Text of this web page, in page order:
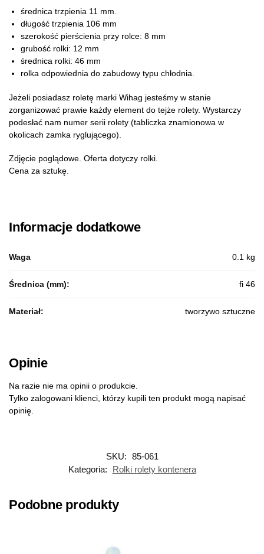
średnica trzpienia 11 mm.
długość trzpienia 106 mm
szerokość pierścienia przy rolce: 8 mm
grubość rolki: 12 mm
średnica rolki: 46 mm
rolka odpowiednia do zabudowy typu chłodnia.
Jeżeli posiadasz roletę marki Wihag jesteśmy w stanie
zorganizować prawie każdy element do tejże rolety. Wystarczy
podesłać nam numer serii rolety (tabliczka znamionowa w
okolicach zamka ryglującego).
Zdjęcie poglądowe. Oferta dotyczy rolki.
Cena za sztukę.
Informacje dodatkowe
Waga 0.1 kg
Średnica (mm): fi 46
Materiał: tworzywo sztuczne
Opinie
Na razie nie ma opinii o produkcie.
Tylko zalogowani klienci, którzy kupili ten produkt mogą napisać
opinię.
SKU: 85-061
Kategoria:
Rolki rolety kontenera
Podobne produkty